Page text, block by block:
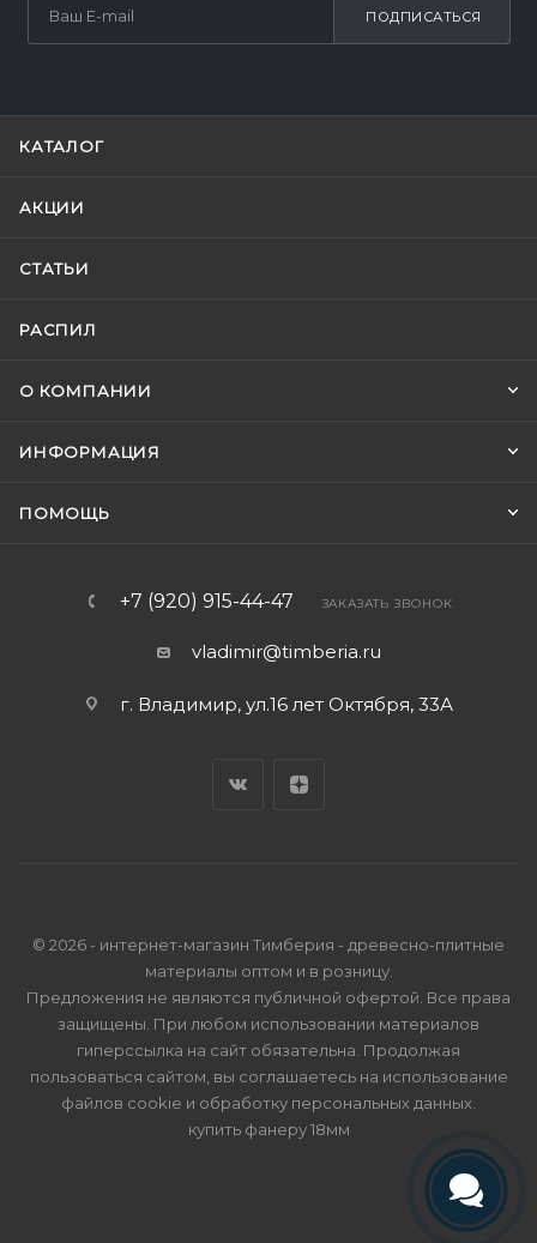
ПОДПИСАТЬСЯ
КАТАЛОГ
АКЦИИ
СТАТЬИ
РАСПИЛ
О КОМПАНИИ
ИНФОРМАЦИЯ
ПОМОЩЬ
+7 (920) 915-44-47 ЗАКАЗАТЬ ЗВОНОК
vladimir@timberia.ru
г. Владимир, ул.16 лет Октября, 33А
© 2026 - интернет-магазин Тимберия - древесно-плитные
материалы оптом и в розницу.
Предложения не являются публичной офертой. Все права
защищены. При любом использовании материалов
гиперссылка на сайт обязательна. Продолжая
пользоваться сайтом, вы соглашаетесь на использование
файлов cookie и обработку персональных данных
купить фанеру 18мм